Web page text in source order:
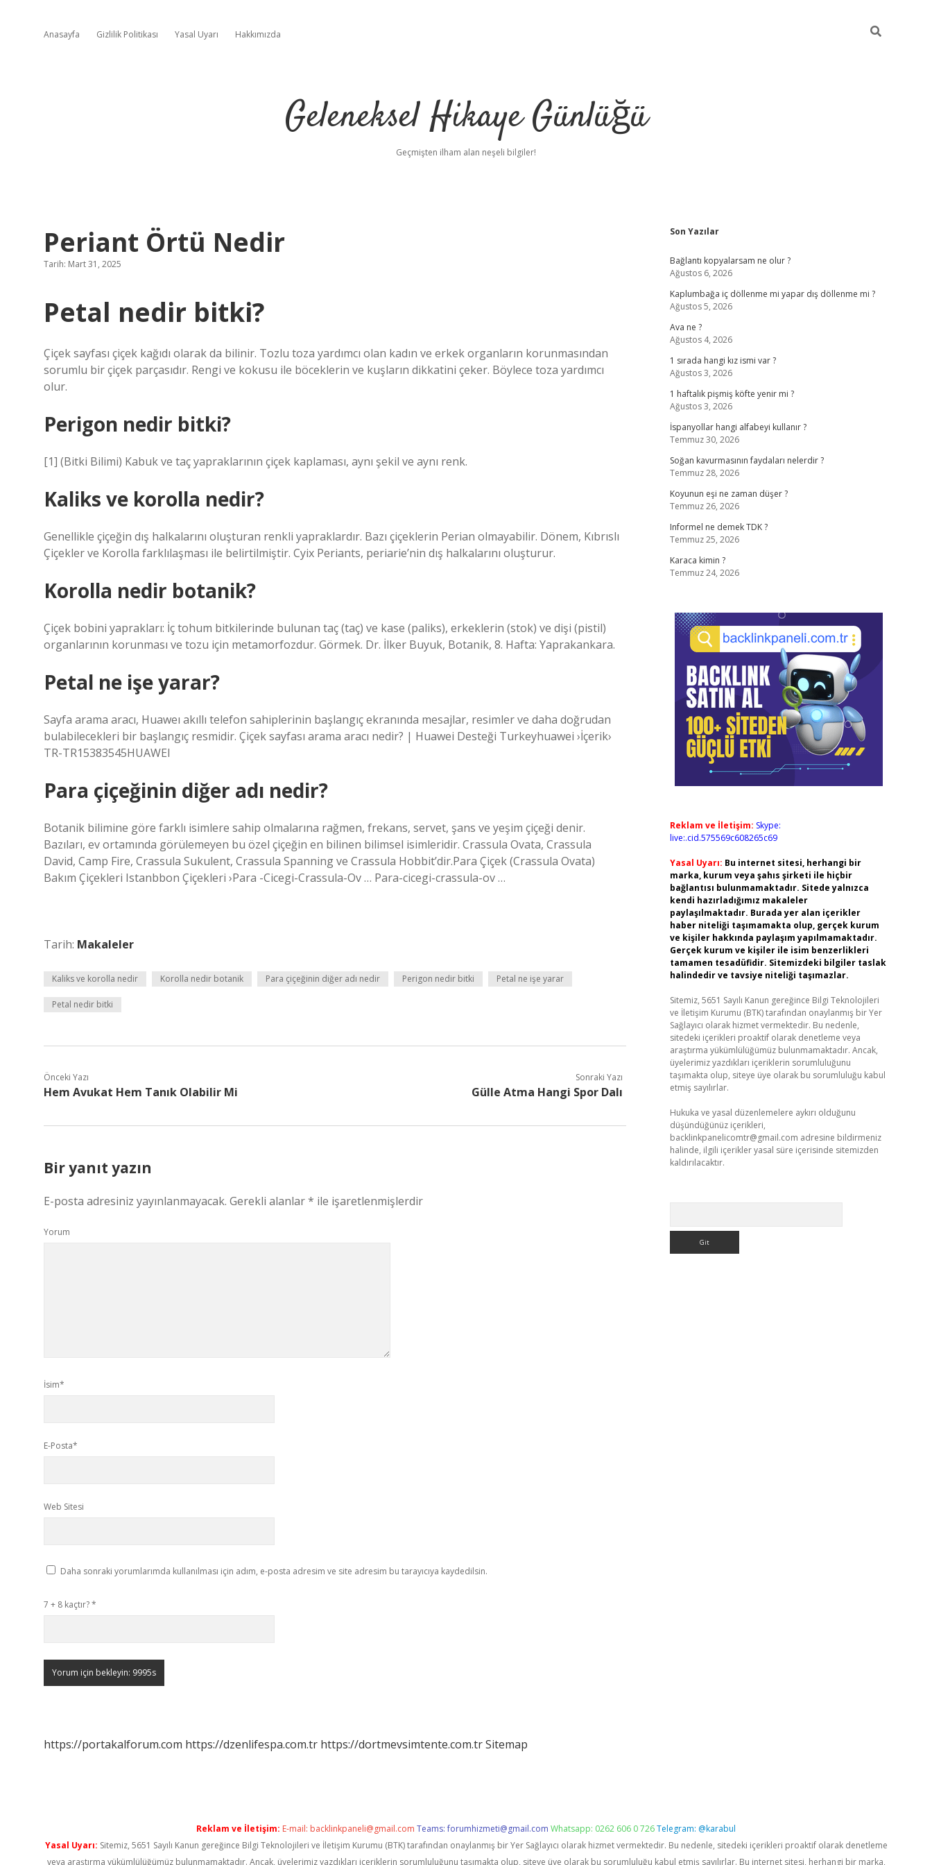
Anasayfa Gizlilik Politikası Yasal Uyarı Hakkımızda
Geleneksel Hikaye Günlüğü
Geçmişten ilham alan neşeli bilgiler!
Periant Örtü Nedir
Tarih: Mart 31, 2025
Petal nedir bitki?
Çiçek sayfası çiçek kağıdı olarak da bilinir. Tozlu toza yardımcı olan kadın ve erkek organların korunmasından
sorumlu bir çiçek parçasıdır. Rengi ve kokusu ile böceklerin ve kuşların dikkatini çeker. Böylece toza yardımcı
olur.
Perigon nedir bitki?
[1] (Bitki Bilimi) Kabuk ve taç yapraklarının çiçek kaplaması, aynı şekil ve aynı renk.
Kaliks ve korolla nedir?
Genellikle çiçeğin dış halkalarını oluşturan renkli yapraklardır. Bazı çiçeklerin Perian olmayabilir. Dönem, Kıbrıslı
Çiçekler ve Korolla farklılaşması ile belirtilmiştir. Cyix Periants, periarie’nin dış halkalarını oluşturur.
Korolla nedir botanik?
Çiçek bobini yaprakları: İç tohum bitkilerinde bulunan taç (taç) ve kase (paliks), erkeklerin (stok) ve dişi (pistil)
organlarının korunması ve tozu için metamorfozdur. Görmek. Dr. İlker Buyuk, Botanik, 8. Hafta: Yaprakankara.
Petal ne işe yarar?
Sayfa arama aracı, Huaweı akıllı telefon sahiplerinin başlangıç ​​ekranında mesajlar, resimler ve daha doğrudan
bulabilecekleri bir başlangıç ​​resmidir. Çiçek sayfası arama aracı nedir? | Huawei Desteği Turkeyhuawei ›İçerik›
TR-TR15383545HUAWEI
Para çiçeğinin diğer adı nedir?
Botanik bilimine göre farklı isimlere sahip olmalarına rağmen, frekans, servet, şans ve yeşim çiçeği denir.
Bazıları, ev ortamında görülemeyen bu özel çiçeğin en bilinen bilimsel isimleridir. Crassula Ovata, Crassula
David, Camp Fire, Crassula Sukulent, Crassula Spanning ve Crassula Hobbit’dir.Para Çiçek (Crassula Ovata)
Bakım Çiçekleri Istanbbon Çiçekleri ›Para -Cicegi-Crassula-Ov … Para-cicegi-crassula-ov …
Tarih: Makaleler
Kaliks ve korolla nedir Korolla nedir botanik Para çiçeğinin diğer adı nedir Perigon nedir bitki Petal ne işe yarar
Petal nedir bitki
Önceki Yazı
Hem Avukat Hem Tanık Olabilir Mi
Sonraki Yazı
Gülle Atma Hangi Spor Dalı
Bir yanıt yazın
E-posta adresiniz yayınlanmayacak. Gerekli alanlar* ile işaretlenmişlerdir
Yorum
İsim*
E-Posta*
Web Sitesi
Daha sonraki yorumlarımda kullanılması için adım, e-posta adresim ve site adresim bu tarayıcıya kaydedilsin.
7 + 8 kaçtır?*
https://portakalforum.com https://dzenlifespa.com.tr https://dortmevsimtente.com.trSitemap
Sidebar
Son Yazılar
Bağlantı kopyalarsam ne olur ?
Ağustos 6, 2026
Kaplumbağa iç döllenme mi yapar dış döllenme mi ?
Ağustos 5, 2026
Ava ne ?
Ağustos 4, 2026
1 sırada hangi kız ismi var ?
Ağustos 3, 2026
1 haftalık pişmiş köfte yenir mi ?
Ağustos 3, 2026
İspanyollar hangi alfabeyi kullanır ?
Temmuz 30, 2026
Soğan kavurmasının faydaları nelerdir ?
Temmuz 28, 2026
Koyunun eşi ne zaman düşer ?
Temmuz 26, 2026
Informel ne demek TDK ?
Temmuz 25, 2026
Karaca kimin ?
Temmuz 24, 2026
Reklam ve İletişim: Skype:
live:.cid.575569c608265c69
Yasal Uyarı: Bu internet sitesi, herhangi bir
marka, kurum veya şahıs şirketi ile hiçbir
bağlantısı bulunmamaktadır. Sitede yalnızca
kendi hazırladığımız makaleler
paylaşılmaktadır. Burada yer alan içerikler
haber niteliği taşımamakta olup, gerçek kurum
ve kişiler hakkında paylaşım yapılmamaktadır.
Gerçek kurum ve kişiler ile isim benzerlikleri
tamamen tesadüfidir. Sitemizdeki bilgiler taslak
halindedir ve tavsiye niteliği taşımazlar.
Sitemiz, 5651 Sayılı Kanun gereğince Bilgi Teknolojileri
ve İletişim Kurumu (BTK) tarafından onaylanmış bir Yer
Sağlayıcı olarak hizmet vermektedir. Bu nedenle,
sitedeki içerikleri proaktif olarak denetleme veya
araştırma yükümlülüğümüz bulunmamaktadır. Ancak,
üyelerimiz yazdıkları içeriklerin sorumluluğunu
taşımakta olup, siteye üye olarak bu sorumluluğu kabul
etmiş sayılırlar.
Hukuka ve yasal düzenlemelere aykırı olduğunu
düşündüğünüz içerikleri,
backlinkpanelicomtr@gmail.com adresine bildirmeniz
halinde, ilgili içerikler yasal süre içerisinde sitemizden
kaldırılacaktır.
Reklam ve İletişim: E-mail: backlinkpaneli@gmail.com Teams:forumhizmeti@gmail.com Whatsapp: 0262 606 0 726Telegram: @karabul
Yasal Uyarı: Sitemiz, 5651 Sayılı Kanun gereğince Bilgi Teknolojileri ve İletişim Kurumu (BTK) tarafından onaylanmış bir Yer Sağlayıcı olarak hizmet vermektedir. Bu nedenle, sitedeki içerikleri proaktif olarak denetleme
veya araştırma yükümlülüğümüz bulunmamaktadır. Ancak, üyelerimiz yazdıkları içeriklerin sorumluluğunu taşımakta olup, siteye üye olarak bu sorumluluğu kabul etmiş sayılırlar. Bu internet sitesi, herhangi bir marka,